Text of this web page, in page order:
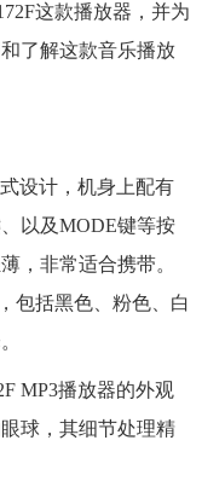
这款播放器，并为
了解这款音乐播放
设计，机身上配有
以及MODE键等按
，非常适合携带。
包括黑色、粉色、白
MP3播放器的外观
球，其细节处理精